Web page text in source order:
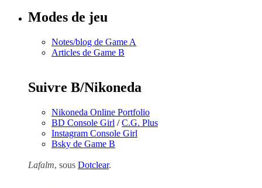
Modes de jeu
Notes/blog de Game A
Articles de Game B
Suivre B/Nikoneda
Nikoneda Online Portfolio
BD Console Girl /C.G. Plus
Instagram Console Girl
Bsky de Game B
Lafalm, sous Dotclear.